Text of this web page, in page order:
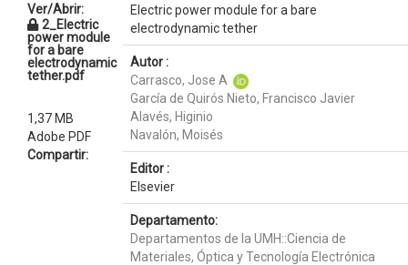
Ver/Abrir:
2_Electric
power module
for a bare
electrodynamic
tether.pdf
1,37 MB
Adobe PDF
Compartir:
Electric power module for a bare
electrodynamic tether
Autor :
Carrasco, Jose A
García de Quirós Nieto, Francisco Javier
Alavés, Higinio
Navalón, Moisés
Editor :
Elsevier
Departamento:
Departamentos de la UMH::Ciencia de
Materiales, Óptica y Tecnología Electrónica